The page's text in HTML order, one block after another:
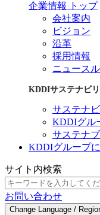
企業情報 トップ
会社案内
ビジョン
沿革
採用情報
ニュース
KDDIサステナビ
サステナ
KDDIグル
サステナ
KDDIグループ
サイト内検索
お問い合わせ
Change Language /